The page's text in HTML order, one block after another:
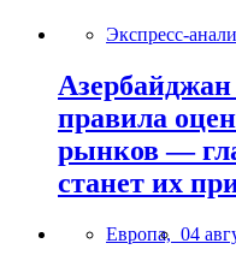
Экспресс-
правила
рынков —
станет их
Европа, 04